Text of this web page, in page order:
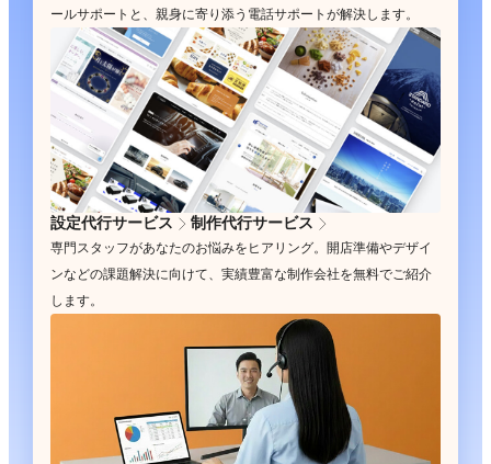
ールサポートと、親身に寄り添う電話サポートが解決します。
設定代行サービス 制作代行サービス
専門スタッフがあなたのお悩みをヒアリング。開店準備やデザイ
ンなどの課題解決に向けて、実績豊富な制作会社を無料でご紹介
します。